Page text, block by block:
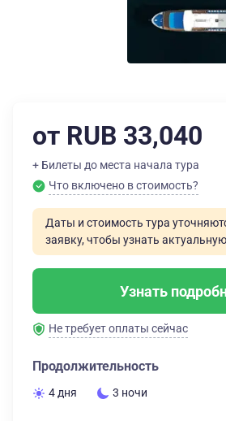
от RUB 33,040
+ Билеты до места начала тура
Что включено в стоимость?
Даты и стоимость тура
заявку, чтобы узнать
Узнать
Не требует оплаты сейчас
Продолжительность
4 дня 3 ночи